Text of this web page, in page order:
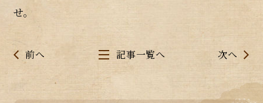
せ。
前へ 記事一覧へ 次へ